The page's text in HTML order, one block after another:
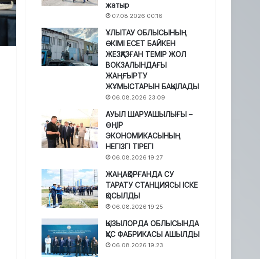
жатыр
07.08.2026 00:16
ҰЛЫТАУ ОБЛЫСЫНЫҢ
ӘКІМІ ЕСЕТ БАЙКЕН
ЖЕЗҚАЗҒАН ТЕМІР ЖОЛ
ВОКЗАЛЫНДАҒЫ
ЖАҢҒЫРТУ
ЖҰМЫСТАРЫН БАҚЫЛАДЫ
06.08.2026 23:09
АУЫЛ ШАРУАШЫЛЫҒЫ –
ӨҢІР
ЭКОНОМИКАСЫНЫҢ
НЕГІЗГІ ТІРЕГІ
06.08.2026 19:27
ЖАҢАҚОРҒАНДА СУ
ТАРАТУ СТАНЦИЯСЫ ІСКЕ
ҚОСЫЛДЫ
06.08.2026 19:25
ҚЫЗЫЛОРДА ОБЛЫСЫНДА
ҚҰС ФАБРИКАСЫ АШЫЛДЫ
06.08.2026 19:23